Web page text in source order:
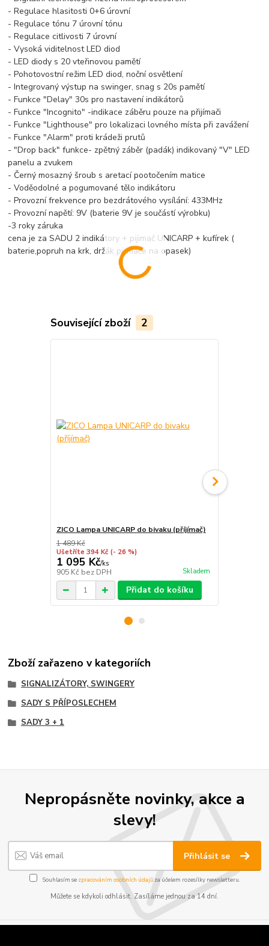
- Regulace hlasitosti 0+6 úrovní
- Regulace tónu 7 úrovní tónu
- Regulace citlivosti 7 úrovní
- Vysoká viditelnost LED diod
- LED diody s 20 vteřinovou pamětí
- Pohotovostní režim LED diod, noční osvětlení
- Integrovaný výstup na swinger, snag s 20s pamětí
- Funkce "Delay" 30s pro nastavení indikátorů
- Funkce "Incognito" -indikace záběru pouze na přijímači
- Funkce "Lighthouse" pro lokalizaci lovného místa při zavážení
- Funkce "Alarm" proti krádeži prutů
- "Drop back" funkce- zpětný záběr (padák) indikovaný "V" LED
panelu a zvukem
- Černý mosazný šroub s aretací pootočením matice
- Voděodolné a pogumované tělo indikátoru
- Provozní frekvence pro bezdrátového vysílání: 433MHz
- Provozní napětí: 9V (baterie 9V je součástí výrobku)
-3 roky záruka
cena je za SADU 2 indikátory + pijimač UNICARP + kufírek (
baterie,popruh na krk, držák pijimače na opasek)
Související zboží 2
ZICO Lampa UNICARP do bivaku (příjímač)
1 489 Kč
Ušetříte 394 Kč (- 26 %)
1 095 Kč/ks
905 Kč bez DPH Skladem
Přidat do košíku
Zboží zařazeno v kategoriích
SIGNALIZÁTORY, SWINGERY
SADY S PŘÍPOSLECHEM
SADY 3 + 1
Nepropásněte novinky, akce a
slevy!
Přihlásit se
Souhlasím se zpracováním osobních údajůza účelem rozesílky newsletteru.
Můžete se kdykoli odhlásit. Zasíláme jednou za 14 dní.